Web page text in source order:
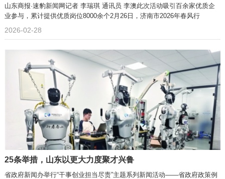
山东商报·速豹新闻网记者 李瑞琪 通讯员 李澳此次活动吸引百余家优质企
业参与，累计提供优质岗位8000余个2月26日，济南市2026年春风行
2026-02-28
25条举措，山东以更大力度聚才兴鲁
省政府新闻办举行“干事创业担当尽责”主题系列新闻活动——省政府政策例